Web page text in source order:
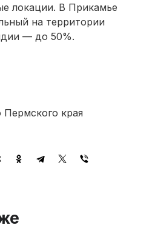
локации. В Прикамье
на территории
— до 50%.
края